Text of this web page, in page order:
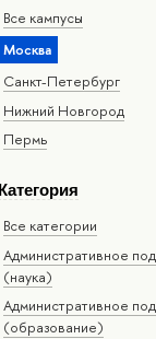
Все кампусы
Москва
Санкт-Петербург
Нижний Новгород
Пермь
Категория
Все категории
Административное
(наука)
Административное
(образование)